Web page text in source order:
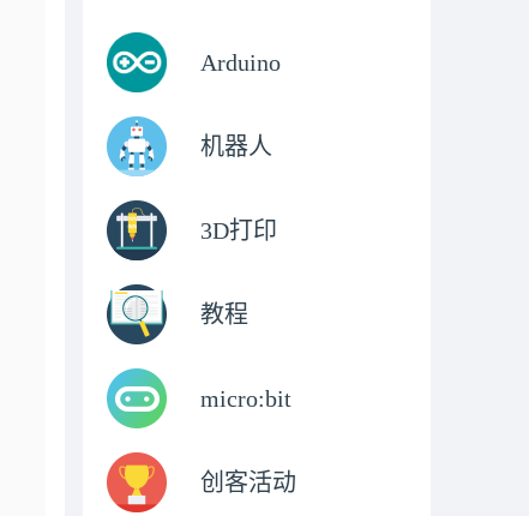
Arduino
机器人
3D打印
教程
micro:bit
创客活动